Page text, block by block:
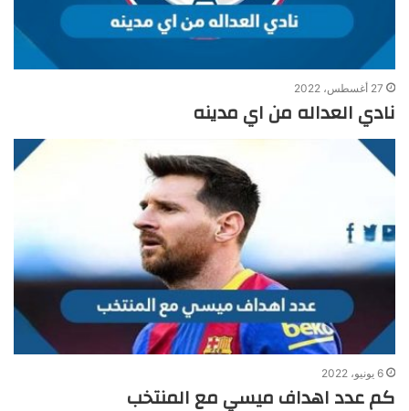
27 أغسطس، 2022
نادي العداله من اي مدينه
6 يونيو، 2022
كم عدد اهداف ميسي مع المنتخب